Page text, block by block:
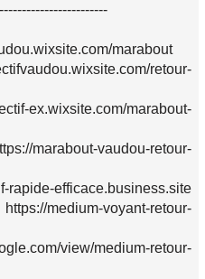
marabout
retour-
ex.wixsite.com/marabout-
vaudou-retour-
rapide-efficace.business.site
voyant-retour-
view/medium-retour-